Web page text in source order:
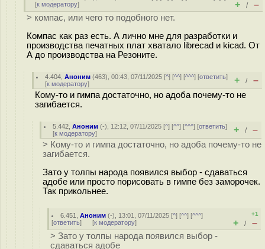
[к модератору] + / –
> компас, или чего то подобного нет.
Компас как раз есть. А лично мне для разработки и
производства печатных плат хватало librecad и kicad. От
А до производства на Резоните.
4.404 ,Аноним (463), 00:43, 07/11/2025 [^] [^^] [^^^] [ответить]
[к модератору] + / –
Кому-то и гимпа достаточно, но адоба почему-то не
загибается.
5.442 ,Аноним (-), 12:12, 07/11/2025 [^] [^^] [^^^] [ответить]
[к модератору] + / –
> Кому-то и гимпа достаточно, но адоба почему-то не
загибается.
Зато у толпы народа появился выбор - сдаваться
адобе или просто порисовать в гимпе без заморочек.
Так прикольнее.
6.451 ,Аноним (-), 13:01, 07/11/2025 [^] [^^] [^^^]
[ответить] [к модератору]
+1
+ / –
> Зато у толпы народа появился выбор -
сдаваться адобе